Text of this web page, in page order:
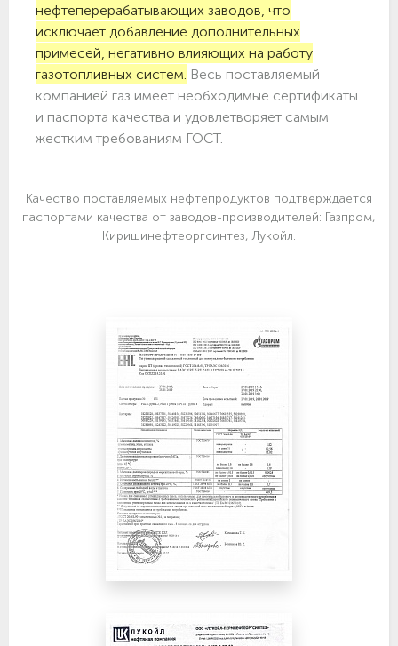
нефтеперерабатывающих заводов, что
исключает добавление дополнительных
примесей, негативно влияющих на работу
газотопливных систем. Весь поставляемый
компанией газ имеет необходимые сертификаты
и паспорта качества и удовлетворяет самым
жестким требованиям ГОСТ.
Качество поставляемых нефтепродуктов подтверждается
паспортами качества от заводов-производителей: Газпром,
Киришинефтеоргсинтез, Лукойл.